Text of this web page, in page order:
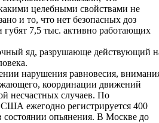
целебными свойствами не
и то, что нет безопасных доз
губят 7,5 тыс. активно работающих
яд, разрушающе действующий
нарушения равновесия,
координации движений
несчастных случаев. По
ежегодно регистрируется 400
опьянения. В Москве до